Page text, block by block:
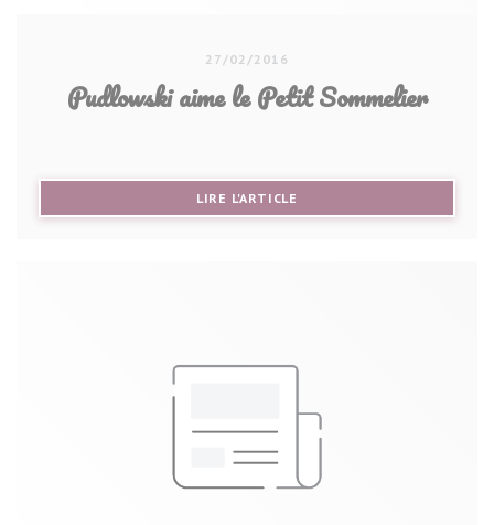
27/02/2016
Pudlowski aime le Petit Sommelier
LIRE L'ARTICLE